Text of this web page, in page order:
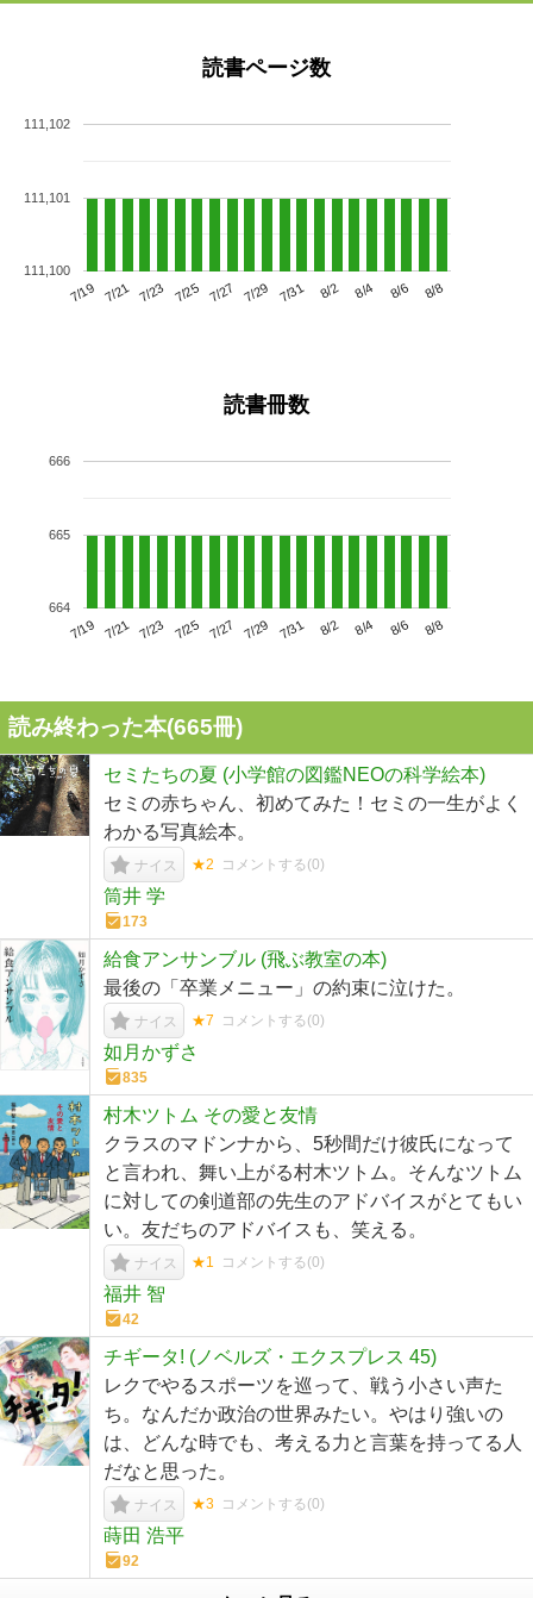
読書ページ数
7/19 7/21 7/23 7/25 7/27 7/29 7/31 8/2 8/4 8/6 8/8
111,100
111,101
111,102
読書冊数
7/19 7/21 7/23 7/25 7/27 7/29 7/31 8/2 8/4 8/6 8/8
664
665
666
読み終わった本(665冊)
セミたちの夏 (小学館の図鑑NEOの科学絵本)
セミの赤ちゃん、初めてみた！セミの一生がよく
わかる写真絵本。
ナイス ★2 コメントする(0)
筒井 学
173
給食アンサンブル (飛ぶ教室の本)
最後の「卒業メニュー」の約束に泣けた。
ナイス ★7 コメントする(0)
如月かずさ
835
村木ツトム その愛と友情
クラスのマドンナから、5秒間だけ彼氏になって
と言われ、舞い上がる村木ツトム。そんなツトム
に対しての剣道部の先生のアドバイスがとてもい
い。友だちのアドバイスも、笑える。
ナイス ★1 コメントする(0)
福井 智
42
チギータ! (ノベルズ・エクスプレス 45)
レクでやるスポーツを巡って、戦う小さい声た
ち。なんだか政治の世界みたい。やはり強いの
は、どんな時でも、考える力と言葉を持ってる人
だなと思った。
ナイス ★3 コメントする(0)
蒔田 浩平
92